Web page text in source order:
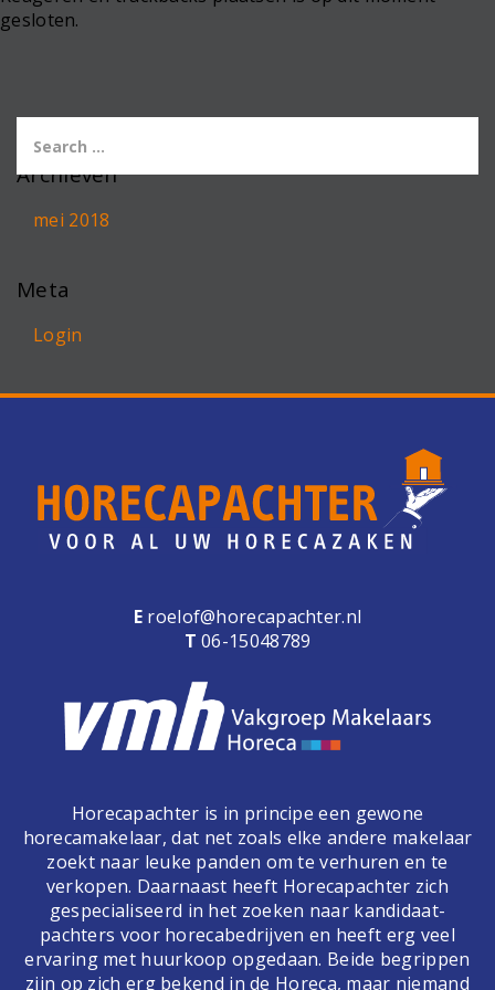
gesloten.
Archieven
mei 2018
Meta
Login
E roelof@horecapachter.nl
T 06-15048789
Horecapachter is in principe een gewone
horecamakelaar, dat net zoals elke andere makelaar
zoekt naar leuke panden om te verhuren en te
verkopen. Daarnaast heeft Horecapachter zich
gespecialiseerd in het zoeken naar kandidaat-
pachters voor horecabedrijven en heeft erg veel
ervaring met huurkoop opgedaan. Beide begrippen
zijn op zich erg bekend in de Horeca, maar niemand